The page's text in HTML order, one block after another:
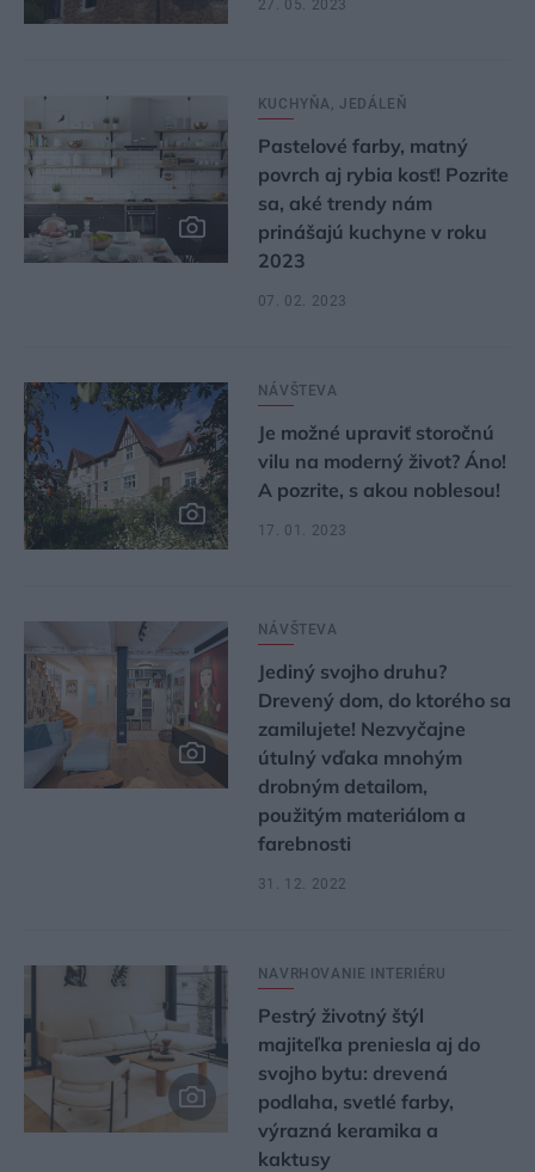
27. 05. 2023
KUCHYŇA, JEDÁLEŇ
Pastelové farby, matný
povrch aj rybia kosť! Pozrite
sa, aké trendy nám
prinášajú kuchyne v roku
2023
07. 02. 2023
NÁVŠTEVA
Je možné upraviť storočnú
vilu na moderný život? Áno!
A pozrite, s akou noblesou!
17. 01. 2023
NÁVŠTEVA
Jediný svojho druhu?
Drevený dom, do ktorého sa
zamilujete! Nezvyčajne
útulný vďaka mnohým
drobným detailom,
použitým materiálom a
farebnosti
31. 12. 2022
NAVRHOVANIE INTERIÉRU
Pestrý životný štýl
majiteľka preniesla aj do
svojho bytu: drevená
podlaha, svetlé farby,
výrazná keramika a
kaktusy